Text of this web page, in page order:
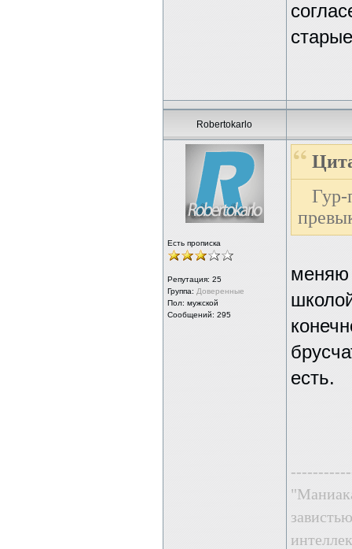
Robertokarlo
Есть прописка
Репутация: 25
Группа: Доверенные
Пол: мужской
Сообщений: 295
меняю
есть.